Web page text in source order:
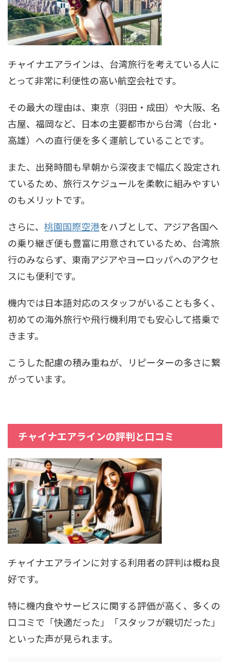
チャイナエアラインは、台湾旅行を考えている人に
とって非常に利便性の高い航空会社です。
その最大の理由は、東京（羽田・成田）や大阪、名
古屋、福岡など、日本の主要都市から台湾（台北・
高雄）への直行便を多く運航していることです。
また、出発時間も早朝から深夜まで幅広く設定され
ているため、旅行スケジュールを柔軟に組みやすい
のもメリットです。
さらに、 桃園国際空港をハブとして、アジア各国へ
の乗り継ぎ便も豊富に用意されているため、台湾旅
行のみならず、東南アジアやヨーロッパへのアクセ
スにも便利です。
機内では日本語対応のスタッフがいることも多く、
初めての海外旅行や飛行機利用でも安心して搭乗で
きます。
こうした配慮の積み重ねが、リピーターの多さに繋
がっています。
チャイナエアラインの評判と口コミ
チャイナエアラインに対する利用者の評判は概ね良
好です。
特に機内食やサービスに関する評価が高く、多くの
口コミで「快適だった」「スタッフが親切だった」
といった声が見られます。